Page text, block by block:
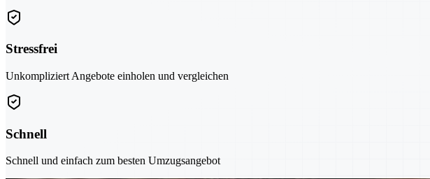
Stressfrei
Unkompliziert Angebote einholen und vergleichen
Schnell
Schnell und einfach zum besten Umzugsangebot